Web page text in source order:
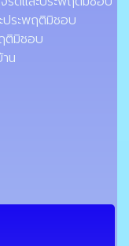
ประพฤติมิชอบ
ติมิชอบ
น